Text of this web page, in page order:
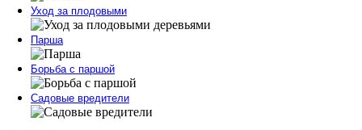
Уход за плодовыми
Парша
Борьба с паршой
Садовые вредители